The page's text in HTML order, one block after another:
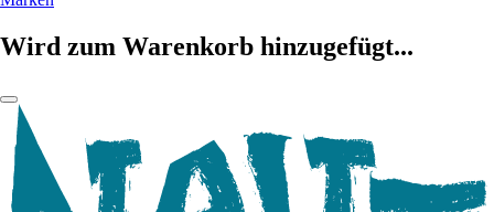
Wird zum Warenkorb hinzugefügt...